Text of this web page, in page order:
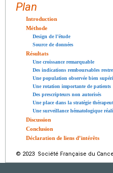
Plan
Introduction
Méthode
Design de l’étude
Source de données
Résultats
Une croissance remarquable
Des indications remboursables
Une population observée bien
Une rotation importante de patients
Des prescripteurs non autorisés
Une place dans la stratégie
Une surveillance hématologique
Discussion
Conclusion
Déclaration de liens d’intérêts
© 2023 Société Française du